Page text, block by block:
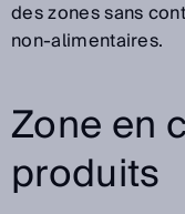
des zones sans
non-alimentaires.
Zone en
produits